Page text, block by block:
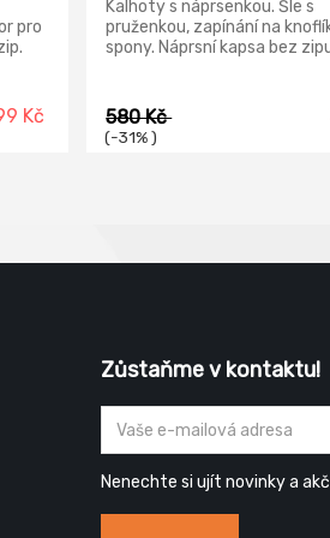
pro
Kč
Kalhoty s náprsenkou. Šle s
pruženkou, zapínání na
spony. Náprsní kapsa bez
580 Kč
(-31% )
Zůstaňme v kontaktu!
Nenechte si ujít novinky a